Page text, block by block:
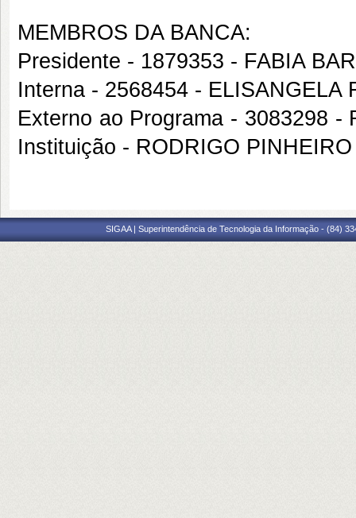
MEMBROS DA BANCA:
Presidente - 1879353 - FABIA
Interna - 2568454 - ELISANGELA
Externo ao Programa - 3083298
Instituição - RODRIGO
SIGAA | Superintendência de Tecnologia da Informação - (84)